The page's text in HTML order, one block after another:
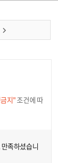
지"조건에 따
족하셨습니